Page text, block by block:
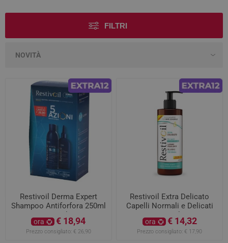
FILTRI
Restivoil Derma Expert
Shampoo Antiforfora 250ml
e Siero 150ml 5 azioni
ora € 18,94
Prezzo consigliato: € 26,90
Restivoil Extra Delicato
Capelli Normali e Delicati
400ml
ora € 14,32
Prezzo consigliato: € 17,90